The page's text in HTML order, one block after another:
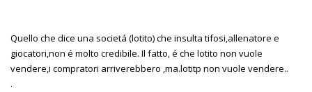
Quello che dice una societá (lotito) che insulta tifosi,allenatore e
giocatori,non é molto credibile. Il fatto, é che lotito non vuole
vendere,i compratori arriverebbero ,ma.lotitp non vuole vendere..
.